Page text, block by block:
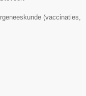
(vaccinaties,